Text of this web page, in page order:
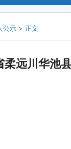
公示 > 正文
柔远川华池